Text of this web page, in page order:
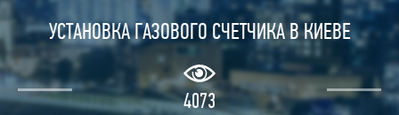
УСТАНОВКА ГАЗОВОГО СЧЕТЧИКА В КИЕВЕ
4073